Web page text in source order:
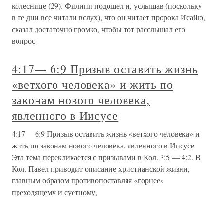
колеснице (29). Филипп подошел и, услышав (поскольку
в те дни все читали вслух), что он читает пророка Исайю,
сказал достаточно громко, чтобы тот расслышал его
вопрос:
4:17— 6:9 Призыв оставить жизнь
«ветхого человека» и жить по
законам нового человека,
явленного в Иисусе
4:17— 6:9 Призыв оставить жизнь «ветхого человека» и
жить по законам нового человека, явленного в Иисусе
Эта тема перекликается с призывами в Кол. 3:5 — 4:2. В
Кол. Павел приводит описание христианской жизни,
главным образом противопоставляя «горнее»
преходящему и суетному,